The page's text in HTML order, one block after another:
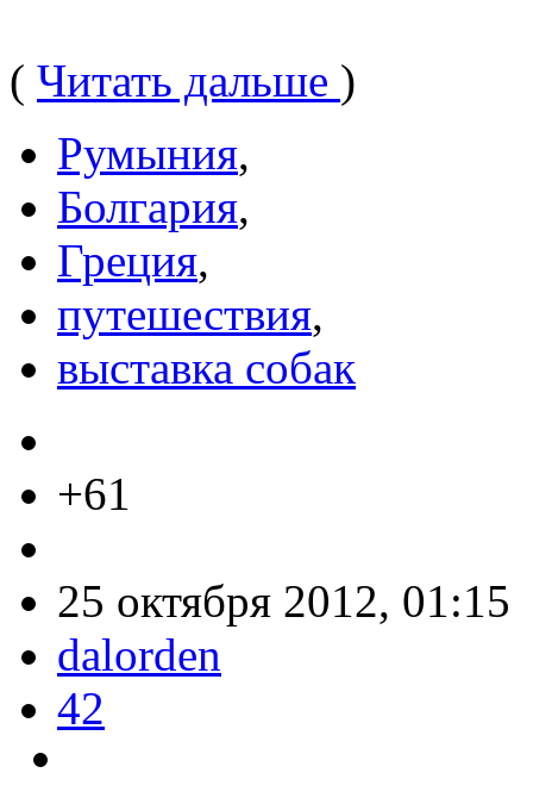
( Читать дальше )
Румыния,
Болгария,
Греция,
путешествия,
выставка собак
+61
25 октября 2012, 01:15
dalorden
42